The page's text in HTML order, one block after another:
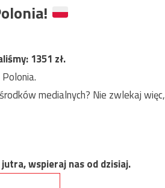
1351 zł.
medialnych? Nie zwlekaj więc,
wspieraj nas od dzisiaj.